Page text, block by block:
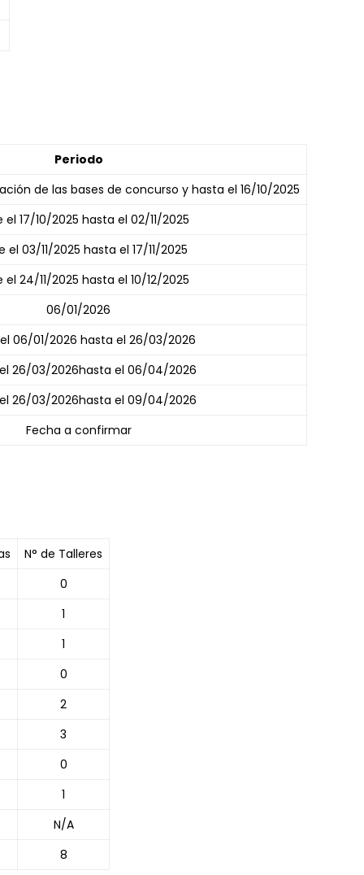
Periodo
de las bases de concurso y hasta el 16/10/2025
el 17/10/2025 hasta el 02/11/2025
el 03/11/2025 hasta el 17/11/2025
el 24/11/2025 hasta el 10/12/2025
06/01/2026
06/01/2026 hasta el 26/03/2026
26/03/2026hasta el 06/04/2026
26/03/2026hasta el 09/04/2026
Fecha a confirmar
N° de Talleres
0
1
1
0
2
3
0
1
N/A
8